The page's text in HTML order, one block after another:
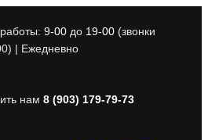
9-00 до 19-00 (звонки
| Ежедневно
нам 8 (903) 179-79-73